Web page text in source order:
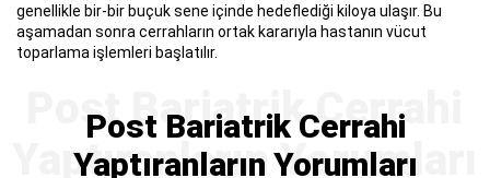
genellikle bir-bir buçuk sene içinde hedeflediği kiloya ulaşır. Bu
aşamadan sonra cerrahların ortak kararıyla hastanın vücut
toparlama işlemleri başlatılır.
Post Bariatrik Cerrahi
Yaptıranların Yorumları